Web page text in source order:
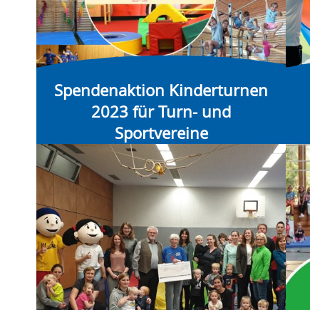
Spendenaktion Kinderturnen
2023 für Turn- und
Sportvereine